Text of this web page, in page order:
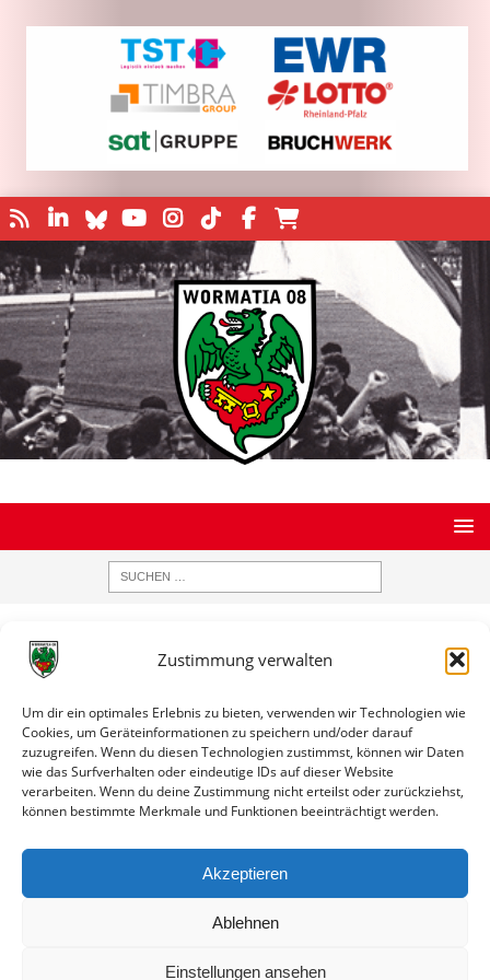
Zustimmung verwalten
Um dir ein optimales Erlebnis zu bieten, verwenden wir Technologien wie
Cookies, um Geräteinformationen zu speichern und/oder darauf
zuzugreifen. Wenn du diesen Technologien zustimmst, können wir Daten
wie das Surfverhalten oder eindeutige IDs auf dieser Website
verarbeiten. Wenn du deine Zustimmung nicht erteilst oder zurückziehst,
können bestimmte Merkmale und Funktionen beeinträchtigt werden.
Akzeptieren
Ablehnen
Einstellungen ansehen
STARTSEITE
Ergebnisse nach Saison
Ergebnisse nach Saison
Toto-Runde / Saison 1959 / 1960
Datum
Paarung Ergebnis
Info
04.07.1959
Eintracht Bad
Kreuznach -
4:0 Spielinfo